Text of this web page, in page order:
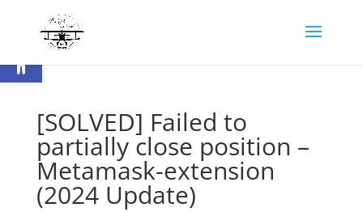
Ouvrir la barre d’outils
[SOLVED] Failed to
partially close position –
Metamask-extension
(2024 Update)